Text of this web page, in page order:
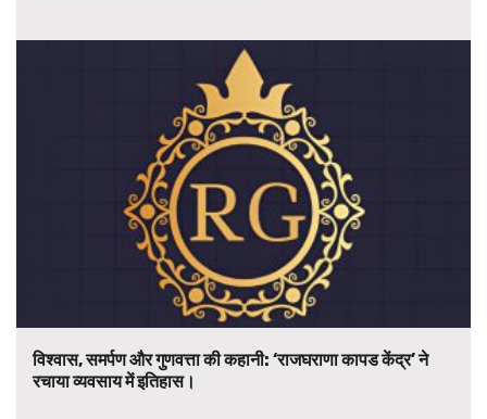
विश्वास, समर्पण और गुणवत्ता की कहानी: ‘राजघराणा कापड केंद्र’ ने
रचाया व्यवसाय में इतिहास।